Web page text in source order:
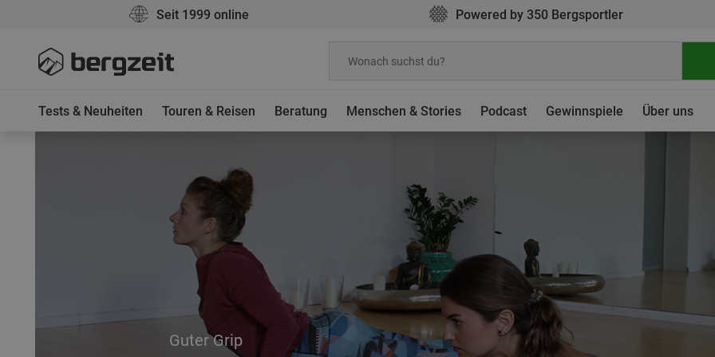
Seit 1999 online Powered by 350 Bergsportler
Tests & Neuheiten Touren & Reisen Beratung Menschen & Stories Podcast Gewinnspiele Über uns
Guter Grip